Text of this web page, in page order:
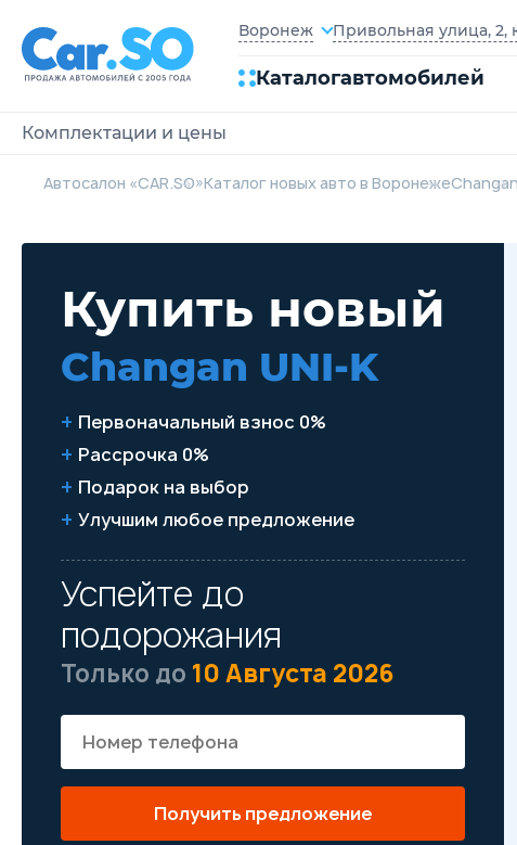
Воронеж Привольная улица, 2,
Каталогавтомобилей
Комплектации и цены
Автосалон «CAR.SO»Каталог новых авто в ВоронежеChangan
Купить новый
Changan UNI-K
Первоначальный взнос 0%
Рассрочка 0%
Подарок на выбор
Улучшим любое предложение
Успейте до
подорожания
Только до 10 Августа 2026
Получить предложение